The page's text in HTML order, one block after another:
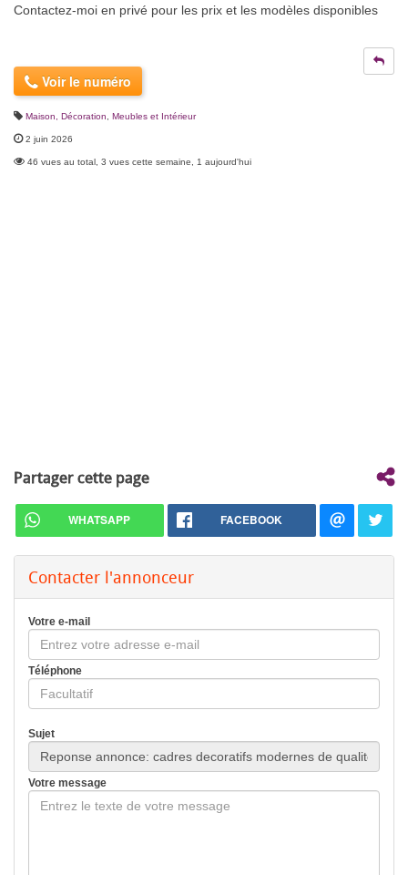
Contactez-moi en privé pour les prix et les modèles disponibles
Voir le numéro
Maison, Décoration Meubles et Intérieur
2 juin 2026
46 vues au total, 3 vues cette semaine, 1 aujourd'hui
Partager cette page
WHATSAPP FACEBOOK
Contacter l'annonceur
Votre e-mail
Téléphone
Sujet
Votre message